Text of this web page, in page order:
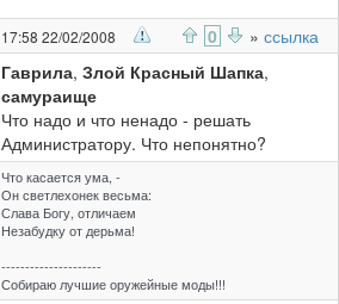
17:58 22/02/2008 0 » ссылка
Гаврила, Злой Красный Шапка,
самураище
Что надо и что ненадо - решать
Администратору. Что непонятно?
Что касается ума, -
Он светлехонек весьма:
Слава Богу, отличаем
Незабудку от дерьма!
---------------------
Собираю лучшие оружейные моды!!!